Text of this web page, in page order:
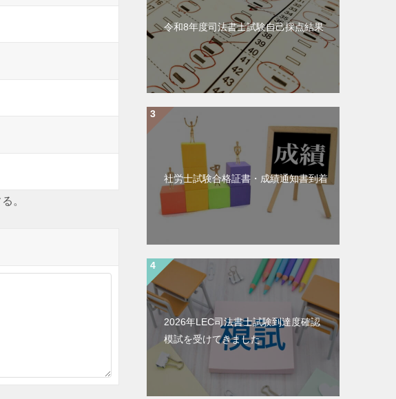
。
令和8年度司法書士試験自己採点結果
社労士試験合格証書・成績通知書到着
2026年LEC司法書士試験到達度確認
模試を受けてきました